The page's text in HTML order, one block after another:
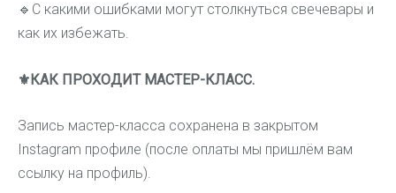
🔹 С какими ошибками могут столкнуться свечевары и
как их избежать.
⚜️КАК ПРОХОДИТ МАСТЕР-КЛАСС.
Запись мастер-класса сохранена в закрытом
Instagram профиле (после оплаты мы пришлём вам
ссылку на профиль).